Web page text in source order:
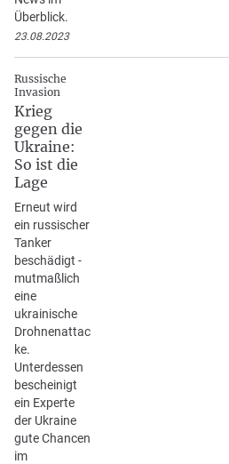
Überblick.
23.08.2023
Russische
Invasion
Krieg
gegen die
Ukraine:
So ist die
Lage
Erneut wird
ein russischer
Tanker
beschädigt -
mutmaßlich
eine
ukrainische
Drohnenattac
ke.
Unterdessen
bescheinigt
ein Experte
der Ukraine
gute Chancen
im